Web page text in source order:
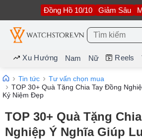
nội
dung
Đồng Hồ 10/10 Giảm Sâu
Tìm
kiếm:
Xu Hướng Nam Nữ Reels
Tin tức
Tư vấn chọn mua
TOP 30+ Quà Tặng Chia Tay Đồng
Kỷ Niệm Đẹp
TOP 30+ Quà Tặng
Nghiệp Ý Nghĩa Giúp